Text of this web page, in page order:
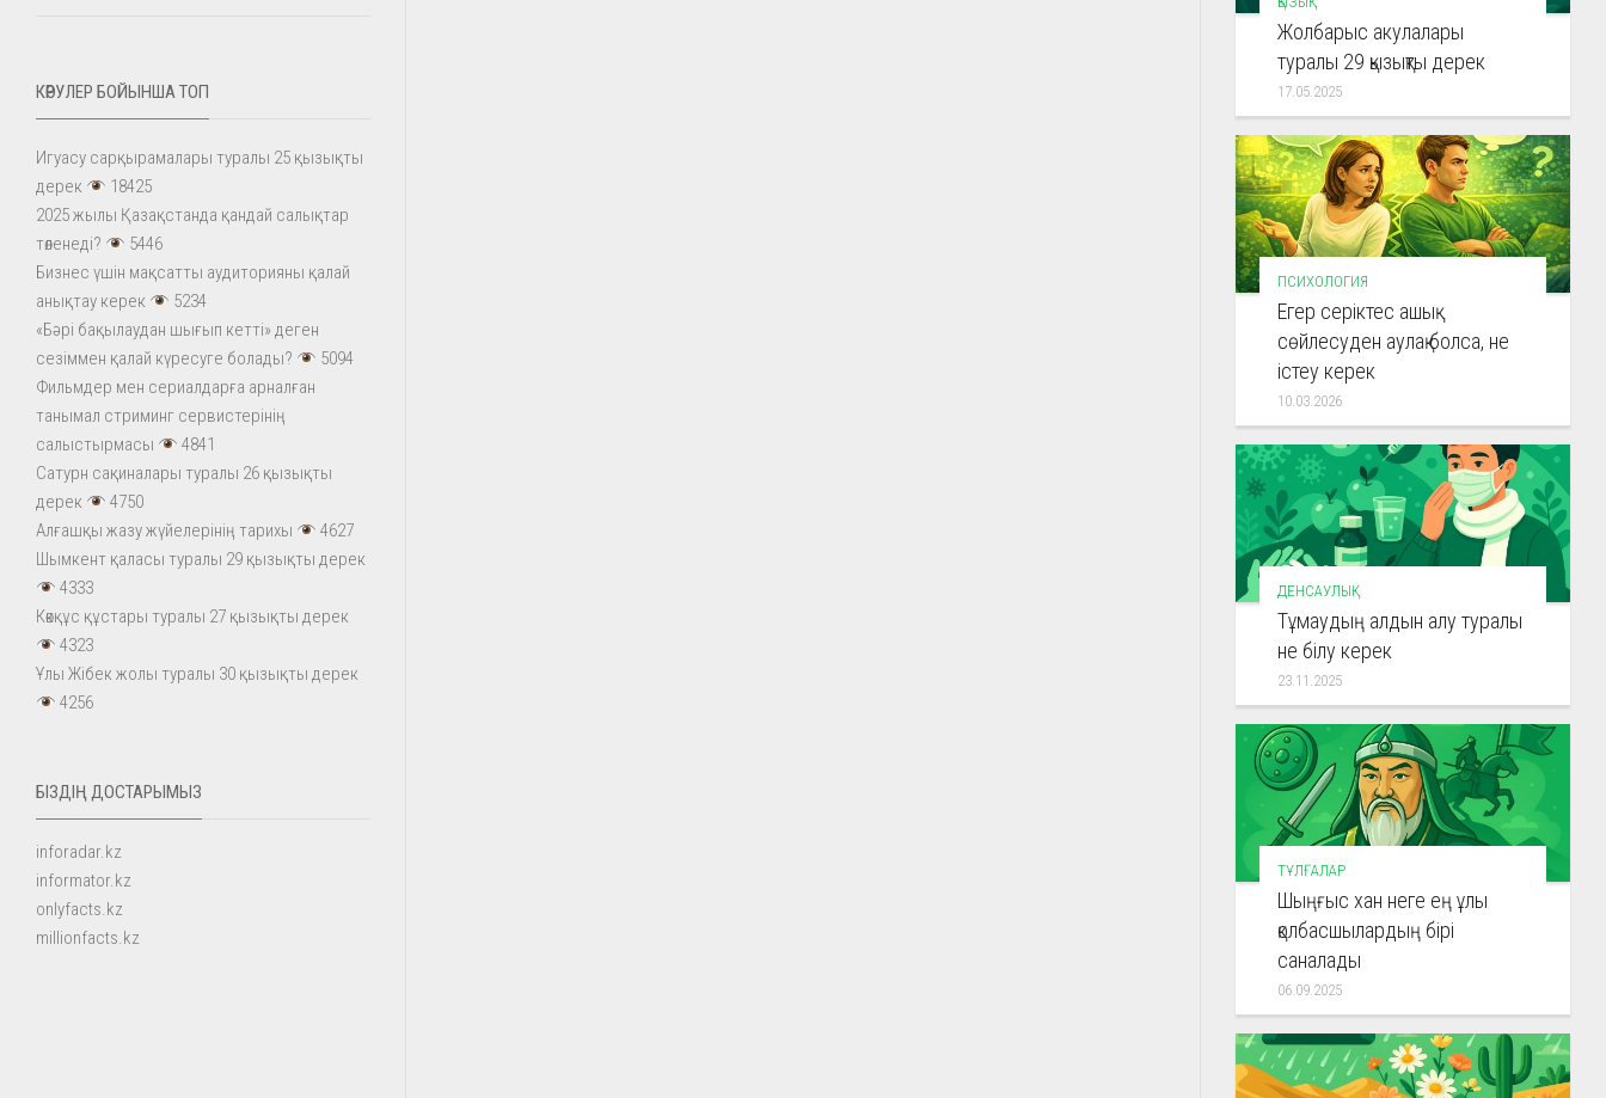
КӨРУЛЕР БОЙЫНША ТОП
Игуасу сарқырамалары туралы 25 қызықты
дерек
18425
2025 жылы Қазақстанда қандай салықтар
төленеді?
5446
Бизнес үшін мақсатты аудиторияны қалай
анықтау керек
5234
«Бәрі бақылаудан шығып кетті» деген
сезіммен қалай күресуге болады?
5094
Фильмдер мен сериалдарға арналған
танымал стриминг сервистерінің
салыстырмасы
4841
Сатурн сақиналары туралы 26 қызықты
дерек
4750
Алғашқы жазу жүйелерінің тарихы
4627
Шымкент қаласы туралы 29 қызықты дерек
4333
Көкқұс құстары туралы 27 қызықты дерек
4323
Ұлы Жібек жолы туралы 30 қызықты дерек
4256
БІЗДІҢ ДОСТАРЫМЫЗ
inforadar.kz
informator.kz
onlyfacts.kz
millionfacts.kz
Жолбарыс акулалары
туралы 29 қызықты дерек
17.05.2025
ПСИХОЛОГИЯ
Егер серіктес ашық
сөйлесуден аулақ болса, не
істеу керек
10.03.2026
ДЕНСАУЛЫҚ
Тұмаудың алдын алу туралы
не білу керек
23.11.2025
ТҰЛҒАЛАР
Шыңғыс хан неге ең ұлы
қолбасшылардың бірі
саналады
06.09.2025